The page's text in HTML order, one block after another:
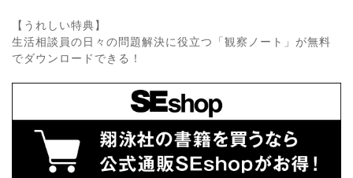
【うれしい特典】
生活相談員の日々の問題解決に役立つ「観察ノート」が無料
でダウンロードできる！